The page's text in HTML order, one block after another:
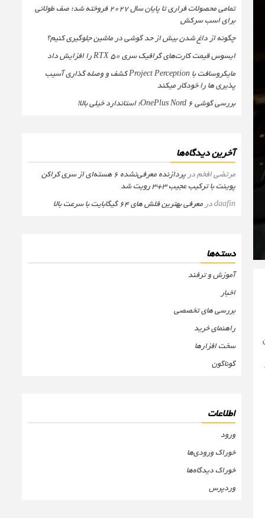
تمامی محصولات فراری تا پایان سال ۲۰۲۷ فروخته شد؛ صف طولانی
برای اسب سرکش
چگونه از داغ شدن بیش از حد گوشی در ماشین جلوگیری کنیم؟
ایسوس قیمت کارت‌های گرافیک سری RTX 50 را افزایش داد
مایکروسافت با Project Perception کشف و وصله گذاری آسیب
پذیری ها را خودکار میکند
بررسی گوشی OnePlus Nord 6؛ استاندارد خیلی بالا!
آخرین دیدگاه‌ها
مرتضی افخمدر
پردازنده معرفی‌نشده 6 هسته‌ای از سری کراکن
پوینت با ترکیب عجیب 3+3 رویت شد
daafinدر معرفی بهترین فلش های 64 گیگابایت با سرعت بالا
دسته‌ها
آموزش و ترفند
اخبار
بررسی های تخصصی
راهنمای خرید
سخت افزارها
گوناگون
اطلاعات
ورود
خوراک ورودی‌ها
خوراک دیدگاه‌ها
وردپرس